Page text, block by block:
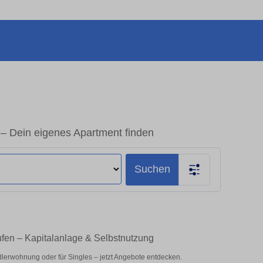
Dein eigenes Apartment finden
Suchen
– Kapitalanlage & Selbstnutzung
oder für Singles – jetzt Angebote entdecken.